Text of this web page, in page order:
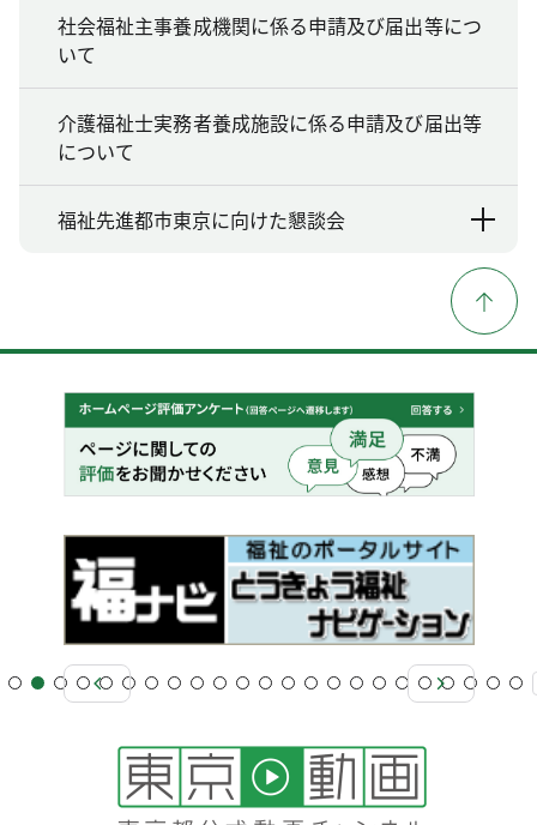
社会福祉主事養成機関に係る申請及び届出等につ
いて
介護福祉士実務者養成施設に係る申請及び届出等
について
福祉先進都市東京に向けた懇談会